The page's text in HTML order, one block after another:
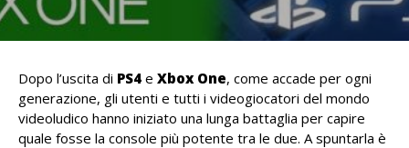
Dopo l’uscita di PS4 e Xbox One, come accade per ogni
generazione, gli utenti e tutti i videogiocatori del mondo
videoludico hanno iniziato una lunga battaglia per capire
quale fosse la console più potente tra le due. A spuntarla è